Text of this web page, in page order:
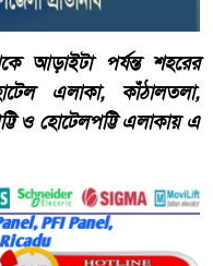
আড়াইটা পর্যন্ত শহরের
এলাকা, কাঁঠালতলা,
ও হোটেলপট্টি এলাকায় এ